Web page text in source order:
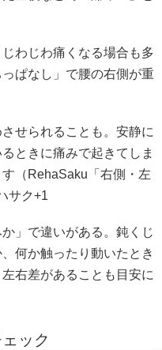
わじわ痛くなる場合も多
ぱなし」で腰の右側が重
せられることも。安静に
ときに痛みで起きてしま
（RehaSaku「右側・左
サク+1
」で違いがある。鈍くじ
何か触ったり動いたとき
右差があることも目安に
ック